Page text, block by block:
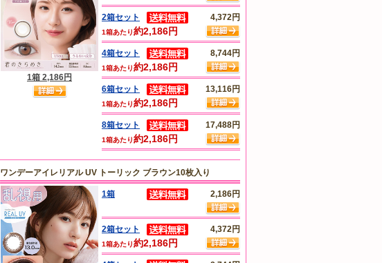
1箱 2,186円
2箱セット 4,372円
1箱あたり約2,186円
4箱セット 8,744円
1箱あたり約2,186円
6箱セット 13,116円
1箱あたり約2,186円
8箱セット 17,488円
1箱あたり約2,186円
ワンデーアイレリアル UV トーリック ブラウン10枚入り
1箱 2,186円
2箱セット 4,372円
1箱あたり約2,186円